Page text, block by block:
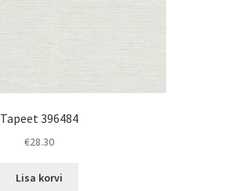
Tapeet 396484
€28.30
Lisa korvi